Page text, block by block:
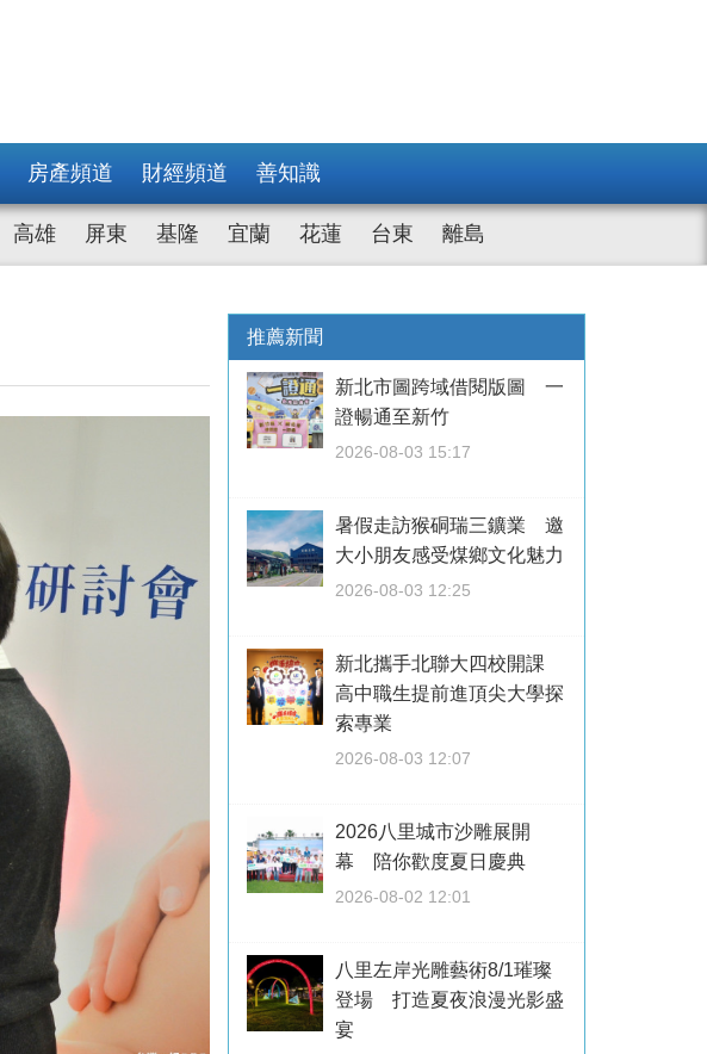
房產頻道 財經頻道 善知識
高雄 屏東 基隆 宜蘭 花蓮 台東 離島
推薦新聞
新北市圖跨域借閱版圖 一
證暢通至新竹
2026-08-03 15:17
暑假走訪猴硐瑞三鑛業 邀
大小朋友感受煤鄉文化魅力
2026-08-03 12:25
新北攜手北聯大四校開課
高中職生提前進頂尖大學探
索專業
2026-08-03 12:07
2026八里城市沙雕展開
幕 陪你歡度夏日慶典
2026-08-02 12:01
八里左岸光雕藝術8/1璀璨
登場 打造夏夜浪漫光影盛
宴